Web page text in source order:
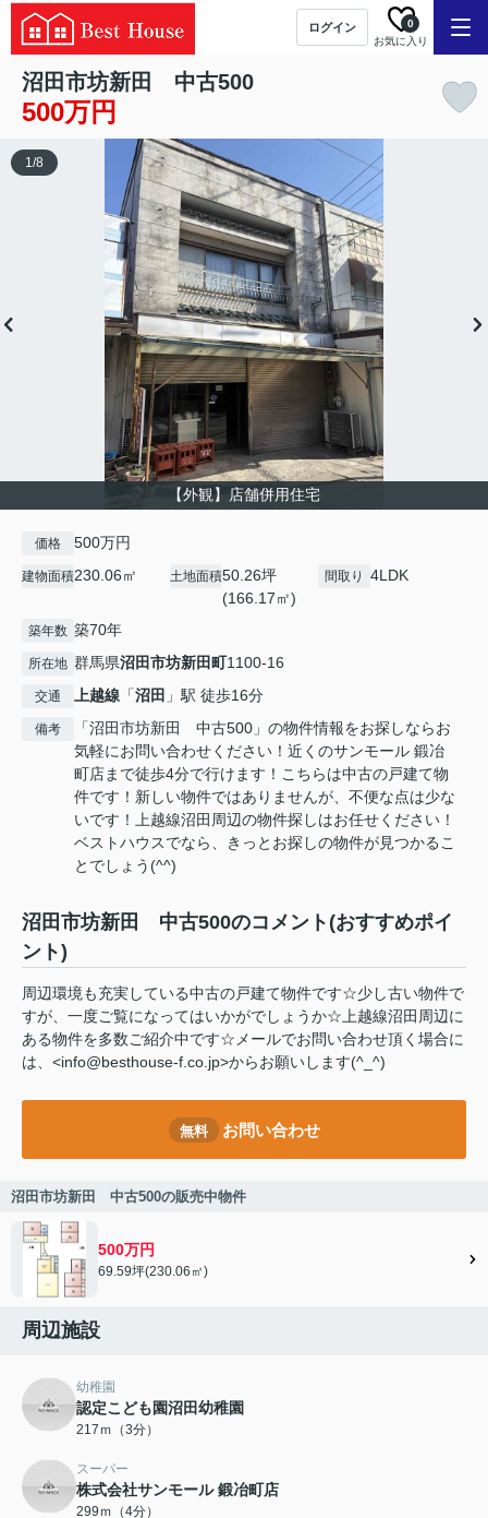
ログイン
お気に入り
0
沼田市坊新田 中古500
500万円
【外観】店舗併用住宅
1/8
価格 500万円
建物面積230.06㎡ 土地面積50.26坪
(166.17㎡)
間取り 4LDK
築年数 築70年
所在地 群馬県沼田市坊新田町1100-16
交通 上越線 「沼田 」駅 徒歩16分
備考
「沼田市坊新田 中古500」の物件情報をお探しならお
気軽にお問い合わせください！近くのサンモール 鍛冶
町店まで徒歩4分で行けます！こちらは中古の戸建て物
件です！新しい物件ではありませんが、不便な点は少な
いです！上越線沼田周辺の物件探しはお任せください！
ベストハウスでなら、きっとお探しの物件が見つかるこ
とでしょう(^^)
沼田市坊新田 中古500のコメント(おすすめポイ
ント)
周辺環境も充実している中古の戸建て物件です☆少し古い物件で
すが、一度ご覧になってはいかがでしょうか☆上越線沼田周辺に
ある物件を多数ご紹介中です☆メールでお問い合わせ頂く場合に
は、<info@besthouse-f.co.jp>からお願いします(^_^)
無料 お問い合わせ
沼田市坊新田 中古500の販売中物件
500万円
69.59坪(230.06㎡)
周辺施設
幼稚園
認定こども園沼田幼稚園
217ｍ（3分）
スーパー
株式会社サンモール 鍛冶町店
299ｍ（4分）